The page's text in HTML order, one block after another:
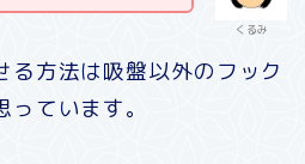
くるみ
る方法は吸盤以外のフック
ています。